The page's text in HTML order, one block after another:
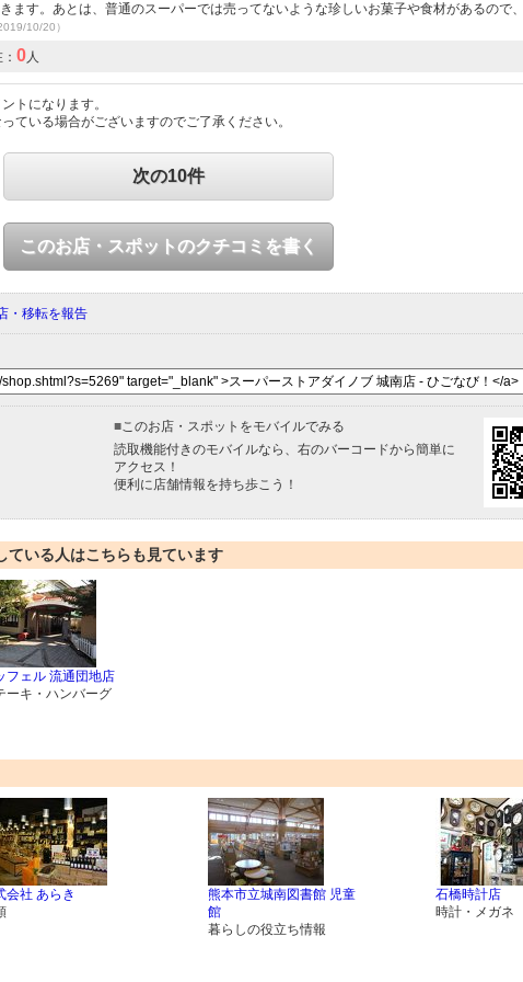
ます。あとは、普通のスーパーでは売ってないような珍しいお菓子や食材があるので
10/20）
0人
トになります。
ている場合がございますのでご了承ください。
次の10件
このお店・スポットのクチコミを書く
・移転を報告
■このお店・スポットをモバイルでみる
読取機能付きのモバイルなら、右のバーコードから簡単に
アクセス！
便利に店舗情報を持ち歩こう！
ている人はこちらも見ています
フェル 流通団地店
ーキ・ハンバーグ
会社 あらき
熊本市立城南図書館 児童
館
暮らしの役立ち情報
石橋時計店
時計・メガネ